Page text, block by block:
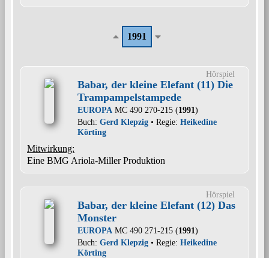
1991
Hörspiel
Babar, der kleine Elefant (11) Die
Trampampelstampede
EUROPA MC 490 270-215 (1991)
Buch: Gerd Klepzig • Regie: Heikedine
Körting
Mitwirkung:
Eine BMG Ariola-Miller Produktion
Hörspiel
Babar, der kleine Elefant (12) Das
Monster
EUROPA MC 490 271-215 (1991)
Buch: Gerd Klepzig • Regie: Heikedine
Körting